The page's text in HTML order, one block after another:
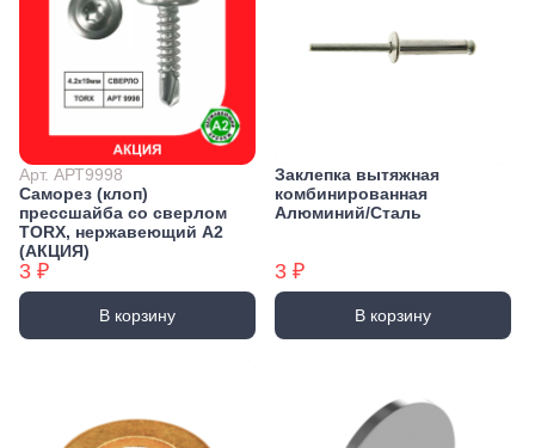
Арт. АРТ9998
Саморез (клоп)
прессшайба со сверлом
TORX, нержавеющий А2
(АКЦИЯ)
3 ₽
В корзину
Заклепка вытяжная
комбинированная
Алюминий/Сталь
3 ₽
В корзину